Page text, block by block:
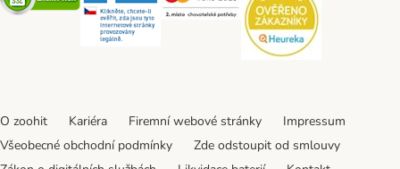
O zoohit Kariéra Firemní webové stránky
Impressum
Všeobecné obchodní podmínky
Zde odstoupit od smlouvy